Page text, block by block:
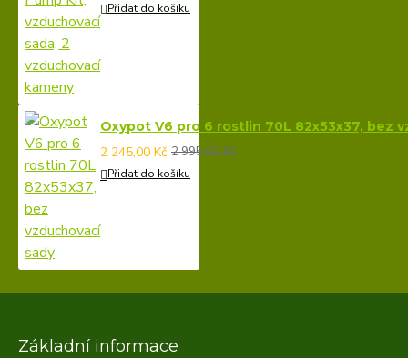
Přidat do košíku
Oxypot V6 pro 6 rostlin 70L 82x53x37, bez
2 245,00 Kč 2 995,00 Kč
Přidat do košíku
Základní informace